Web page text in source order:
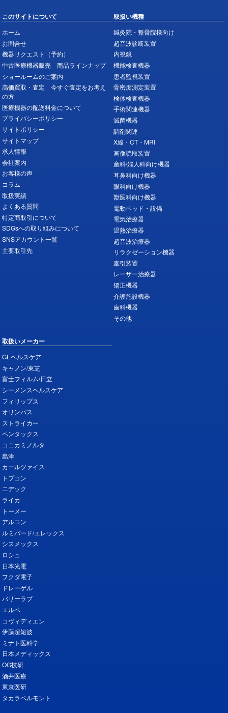
このサイトについて
ホーム
お問合せ
機器リクエスト（予約）
中古医療機器販売 商品ラインナップ
ショールームのご案内
高価買取・査定 今すぐ査定をお考え
の方
医療機器の配送料金について
プライバシーポリシー
サイトポリシー
サイトマップ
求人情報
会社案内
お客様の声
コラム
取扱実績
よくある質問
特定商取引について
SDGsへの取り組みについて
SNSアカウント一覧
主要取引先
取扱い機種
鍼灸院・整骨院様向け
超音波診断装置
内視鏡
機能検査機器
患者監視装置
骨密度測定装置
検体検査機器
手術関連機器
滅菌機器
調剤関連
X線・CT・MRI
画像読取装置
産科/婦人科向け機器
耳鼻科向け機器
眼科向け機器
獣医科向け機器
電動ベッド・設備
電気治療器
温熱治療器
超音波治療器
リラクゼーション機器
牽引装置
レーザー治療器
矯正機器
介護施設機器
歯科機器
その他
取扱いメーカー
GEヘルスケア
キャノン/東芝
富士フィルム/日立
シーメンスヘルスケア
フィリップス
オリンパス
ストライカー
ペンタックス
コニカミノルタ
島津
カールツァイス
トプコン
ニデック
ライカ
トーメー
アルコン
ルミバード/エレックス
シスメックス
ロシュ
日本光電
フクダ電子
ドレーゲル
バリーラブ
エルベ
コヴィディエン
伊藤超短波
ミナト医科学
日本メディックス
OG技研
酒井医療
東京医研
タカラベルモント